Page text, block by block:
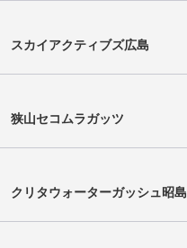
スカイアクティブズ広島
狭山セコムラガッツ
クリタウォーターガッシュ昭島